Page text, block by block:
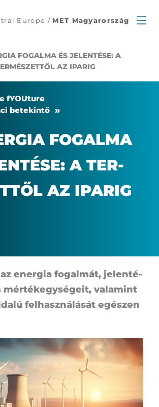
Europe / MET Magyarország
FOGALMA ÉS JELENTÉSE: A
AZ IPARIG
fYOU­tu­re
be­te­kin­tő
FO­GAL­MA
A TER­
AZ IPA­RIG
az ener­gia fo­gal­mát, je­len­té­
mér­ték­egy­sé­ge­it, va­la­mint
fel­hasz­ná­lá­sát egé­szen